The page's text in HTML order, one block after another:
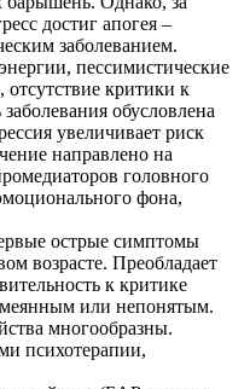
достиг апогея –
заболеванием.
пессимистические
отсутствие критики к
обусловлена
увеличивает риск
направлено на
головного
фона,
острые симптомы
возрасте. Преобладает
к критике
или непонятым.
многообразны.
психотерапии,